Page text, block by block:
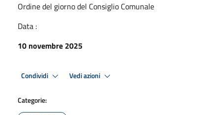
Ordine del giorno del Consiglio Comunale
Data :
10 novembre 2025
Condividi Vedi azioni
Categorie: